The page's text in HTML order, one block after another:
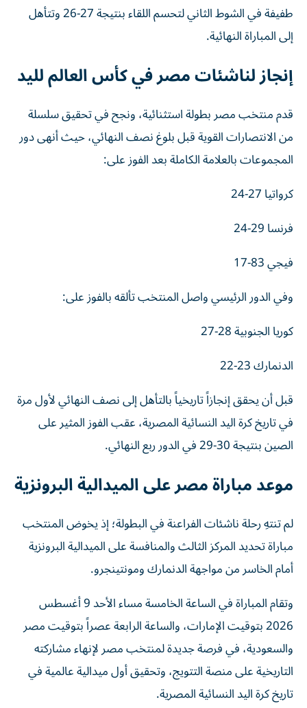
طفيفة في الشوط الثاني لتحسم اللقاء بنتيجة 27-26 وتتأهل
إلى المباراة النهائية.
إنجاز لناشئات مصر في كأس العالم لليد
قدم منتخب مصر بطولة استثنائية، ونجح في تحقيق سلسلة
من الانتصارات القوية قبل بلوغ نصف النهائي، حيث أنهى دور
المجموعات بالعلامة الكاملة بعد الفوز على:
كرواتيا 27-24
فرنسا 29-24
فيجي 83-17
وفي الدور الرئيسي واصل المنتخب تألقه بالفوز على:
كوريا الجنوبية 28-27
الدنمارك 23-22
قبل أن يحقق إنجازاً تاريخياً بالتأهل إلى نصف النهائي لأول مرة
في تاريخ كرة اليد النسائية المصرية، عقب الفوز المثير على
الصين بنتيجة 30-29 في الدور ربع النهائي.
موعد مباراة مصر على الميدالية البرونزية
لم تنتهِ رحلة ناشئات الفراعنة في البطولة؛ إذ يخوض المنتخب
مباراة تحديد المركز الثالث والمنافسة على الميدالية البرونزية
أمام الخاسر من مواجهة الدنمارك ومونتينجرو.
وتقام المباراة في الساعة الخامسة مساء الأحد 9 أغسطس
2026 بتوقيت الإمارات، والساعة الرابعة عصراً بتوقيت مصر
والسعودية، في فرصة جديدة لمنتخب مصر لإنهاء مشاركته
التاريخية على منصة التتويج، وتحقيق أول ميدالية عالمية في
تاريخ كرة اليد النسائية المصرية.